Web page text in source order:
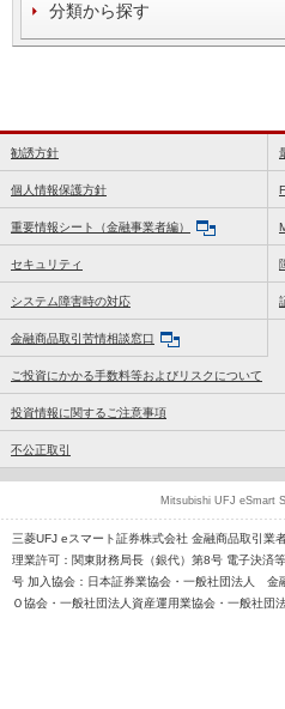
分類から探す
勧誘方針
個人情報保護方針
重要情報シート（金融事業者編）
セキュリティ
システム障害時の対応
金融商品取引苦情相談窓口
ご投資にかかる手数料等およびリスクについて
投資情報に関するご注意事項
不公正取引
三菱UFJ eスマート証券株式会社 金融商品取引業
理業許可：関東財務局長（銀代）第8号 電子決済
号 加入協会：日本証券業協会・一般社団法人
Ｏ協会・一般社団法人資産運用業協会・一般社団
Mitsubishi UFJ eSmart